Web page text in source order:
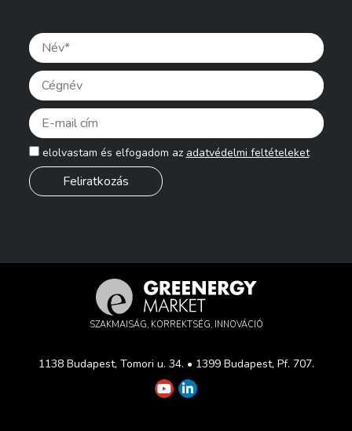
elolvastam és elfogadom az adatvédelmi feltételeket
SZAKMAISÁG, KORREKTSÉG, INNOVÁCIÓ
1138 Budapest, Tomori u. 34. • 1399 Budapest, Pf. 707.